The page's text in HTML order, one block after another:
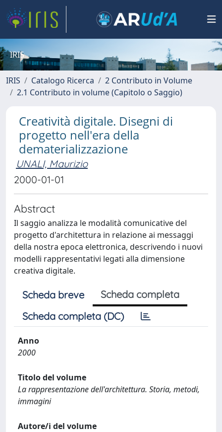
IRIS
IRIS Catalogo Ricerca
2 Contributo in Volume
2.1 Contributo in volume (Capitolo o Saggio)
Creatività digitale. Disegni di
progetto nell'era della
dematerializzazione
UNALI, Maurizio
2000-01-01
Abstract
Il saggio analizza le modalità comunicative del
progetto d'architettura in relazione ai messaggi
della nostra epoca elettronica, descrivendo i nuovi
modelli rappresentativi legati alla dimensione
creativa digitale.
Scheda breve
Scheda completa
Scheda completa (DC)
Anno
2000
Titolo del volume
La rappresentazione dell'architettura. Storia, metodi,
immagini
Autore/i del volume